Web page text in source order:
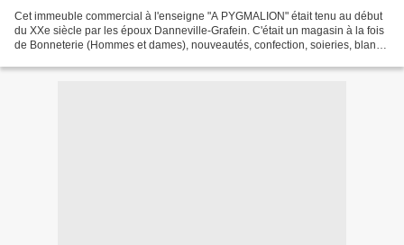
Cet immeuble commercial à l'enseigne "A PYGMALION" était tenu au début
du XXe siècle par les époux Danneville-Grafein. C'était un magasin à la fois
de Bonneterie (Hommes et dames), nouveautés, confection, soieries, blanc